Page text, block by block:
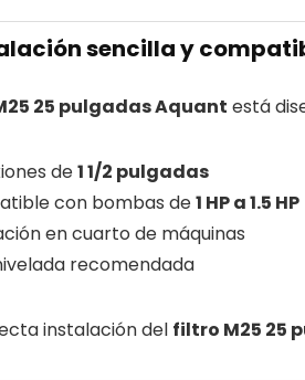
sencilla y
25 pulgadas Aquant está
de1 1/2 pulgadas
con bombas de1 HP a 1.5 HP
en cuarto de máquinas
recomendada
instalación del filtro M25 25